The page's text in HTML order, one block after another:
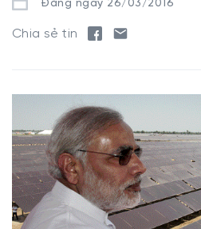
Đăng ngày 26/03/2016
Chia sẻ tin